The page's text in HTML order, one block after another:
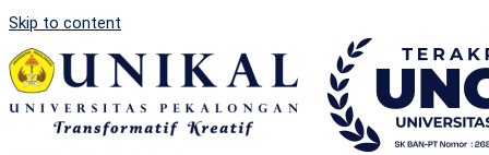
Skip to content